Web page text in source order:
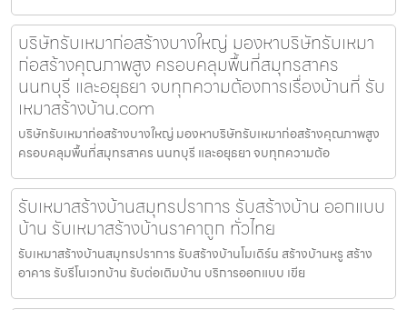
บริษัทรับเหมาก่อสร้างบางใหญ่ มองหาบริษัทรับเหมา
ก่อสร้างคุณภาพสูง ครอบคลุมพื้นที่สมุทรสาคร
นนทบุรี และอยุธยา จบทุกความต้องการเรื่องบ้านที่ รับ
เหมาสร้างบ้าน.com
บริษัทรับเหมาก่อสร้างบางใหญ่ มองหาบริษัทรับเหมาก่อสร้างคุณภาพสูง
ครอบคลุมพื้นที่สมุทรสาคร นนทบุรี และอยุธยา จบทุกความต้อ
รับเหมาสร้างบ้านสมุทรปราการ รับสร้างบ้าน ออกแบบ
บ้าน รับเหมาสร้างบ้านราคาถูก ทั่วไทย
รับเหมาสร้างบ้านสมุทรปราการ รับสร้างบ้านโมเดิร์น สร้างบ้านหรู สร้าง
อาคาร รับรีโนเวทบ้าน รับต่อเติมบ้าน บริการออกแบบ เขีย